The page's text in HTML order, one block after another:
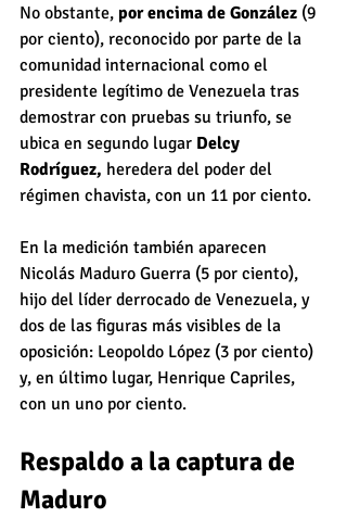
No obstante, por encima de González (9
por ciento), reconocido por parte de la
comunidad internacional como el
presidente legítimo de Venezuela tras
demostrar con pruebas su triunfo, se
ubica en segundo lugar Delcy
Rodríguez, heredera del poder del
régimen chavista, con un 11 por ciento.
En la medición también aparecen
Nicolás Maduro Guerra (5 por ciento),
hijo del líder derrocado de Venezuela, y
dos de las figuras más visibles de la
oposición: Leopoldo López (3 por ciento)
y, en último lugar, Henrique Capriles,
con un uno por ciento.
Respaldo a la captura de
Maduro